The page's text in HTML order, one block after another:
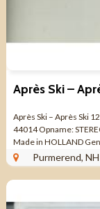
Après Ski –
Après Ski – Après Ski
44014 Opname:
Made in HOLLAND
Purmerend, NH